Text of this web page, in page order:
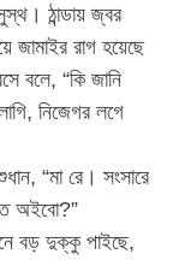
ঠান্ডায় জ্বর
জামাইর রাগ হয়েছে
বলে, “কি জানি
নিজেগর লগে
“মা রে। সংসারে
অইবো?”
বড় দুক্কু পাইছে,